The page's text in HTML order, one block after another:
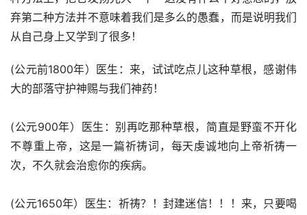
弃第二种方法并不意味着我们是多么的愚蠢，而是说明我们
从自己身上又学到了很多！
(公元前1800年）医生：来，试试吃点儿这种草根，感谢伟
大的部落守护神赐与我们神药！
(公元900年）医生：别再吃那种草根，简直是野蛮不开化
不尊重上帝，这是一篇祈祷词，每天虔诚地向上帝祈祷一
次，不久就会治愈你的疾病。
(公元1650年）医生：祈祷？！封建迷信！！！来，只要喝